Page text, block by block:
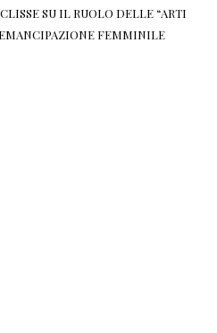
SU IL RUOLO DELLE “ARTI
FEMMINILE